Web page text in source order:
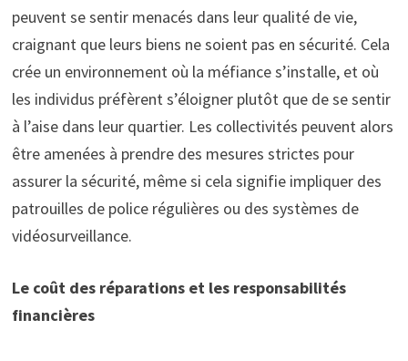
peuvent se sentir menacés dans leur qualité de vie,
craignant que leurs biens ne soient pas en sécurité. Cela
crée un environnement où la méfiance s’installe, et où
les individus préfèrent s’éloigner plutôt que de se sentir
à l’aise dans leur quartier. Les collectivités peuvent alors
être amenées à prendre des mesures strictes pour
assurer la sécurité, même si cela signifie impliquer des
patrouilles de police régulières ou des systèmes de
vidéosurveillance.
Le coût des réparations et les responsabilités
financières